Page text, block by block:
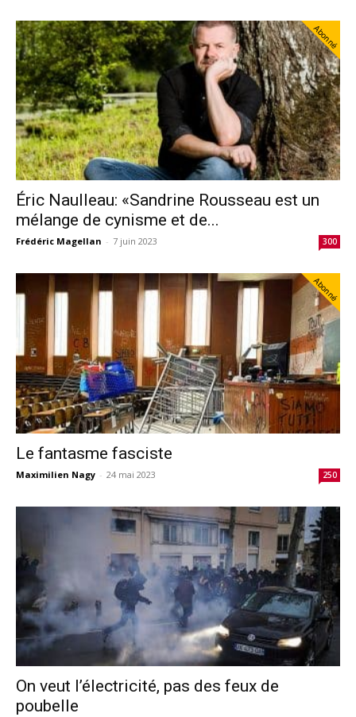
Abonné
Éric Naulleau: «Sandrine Rousseau est un
mélange de cynisme et de...
Frédéric Magellan - 7 juin 2023 300
Abonné
Le fantasme fasciste
Maximilien Nagy - 24 mai 2023 250
On veut l’électricité, pas des feux de
poubelle